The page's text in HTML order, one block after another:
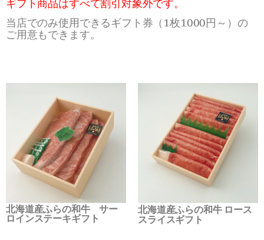
ギフト商品はすべて割引対象外です。
当店でのみ使用できるギフト券（1枚1000円～）の
ご用意もできます。
北海道産ふらの和牛 サー
ロインステーキギフト
北海道産ふらの和牛 ロース
スライスギフト